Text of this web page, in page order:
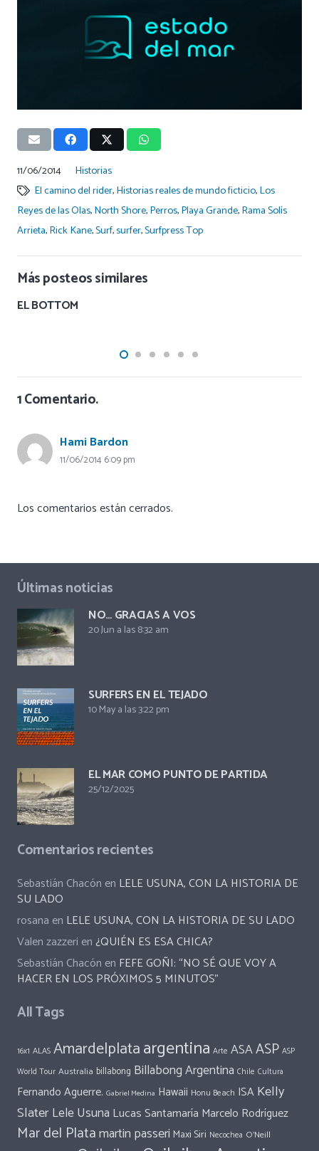
11/06/2014
Historias
El camino del rider,Historias reales de mundo ficticio,Los
Reyes de las Olas,North Shore,Perros,Playa Grande,Rama Solís
Arrieta,Rick Kane,Surf,surfer,Surfpress Top
Más posteos similares
EL BOTTOM
1Comentario.
Hami Bardon
11/06/2014 6:09 pm
Los comentarios están cerrados.
Últimas noticias
NO… GRACIAS A VOS
20 Jun a las 8:32 am
SURFERS EN EL TEJADO
10 May a las 3:22 pm
EL MAR COMO PUNTO DE PARTIDA
25/12/2025
Comentarios recientes
Sebastián Chacón en LELE USUNA, CON LA HISTORIA DE
SU LADO
rosana en LELE USUNA, CON LA HISTORIA DE SU LADO
Valen zazzeri en¿QUIÉN ES ESA CHICA?
Sebastián Chacón en FEFE GOÑI: “NO SÉ QUE VOY A
HACER EN LOS PRÓXIMOS 5 MINUTOS”
All Tags
16x1 ALAS Amardelplataargentina Arte ASAASP ASP
World Tour Australia billabong Billabong Argentina Chile Cultura
Fernando Aguerre. Gabriel Medina Hawaii Honu Beach ISA Kelly
Slater Lele Usuna Lucas Santamaría Marcelo Rodríguez
Mar del Platamartin passeri Maxi Siri Necochea O'Neill